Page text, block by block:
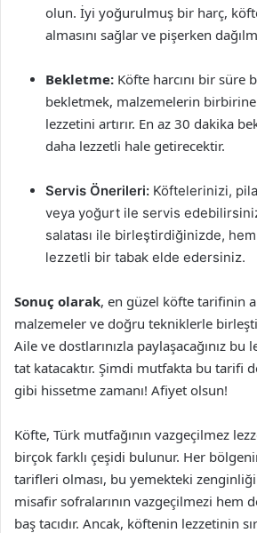
olun. İyi yoğurulmuş bir harç,
almasını sağlar ve pişerken
Bekletme: Köfte harcını bir süre
bekletmek, malzemelerin
lezzetini artırır. En az 30 dakika
daha lezzetli hale getirecektir.
Servis Önerileri: Köftelerinizi,
veya yoğurt ile servis
salatası ile birleştirdiğinizde, hem
lezzetli bir tabak elde edersiniz.
Sonuç olarak, en güzel köfte tarifinin
malzemeler ve doğru tekniklerle
Aile ve dostlarınızla paylaşacağınız bu
tat katacaktır. Şimdi mutfakta bu tarifi
gibi hissetme zamanı! Afiyet olsun!
Köfte, Türk mutfağının vazgeçilmez
birçok farklı çeşidi bulunur. Her
tarifleri olması, bu yemekteki zenginliği
misafir sofralarının vazgeçilmezi hem
baş tacıdır. Ancak, köftenin lezzetinin